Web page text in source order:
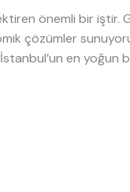
önemli bir iştir.
çözümler
en yoğun